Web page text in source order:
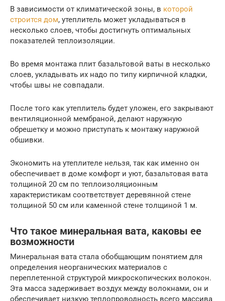
В зависимости от климатической зоны, в которой
строится дом, утеплитель может укладываться в
несколько слоев, чтобы достигнуть оптимальных
показателей теплоизоляции.
Во время монтажа плит базальтовой ваты в несколько
слоев, укладывать их надо по типу кирпичной кладки,
чтобы швы не совпадали.
После того как утеплитель будет уложен, его закрывают
вентиляционной мембраной, делают наружную
обрешетку и можно приступать к монтажу наружной
обшивки.
Экономить на утеплителе нельзя, так как именно он
обеспечивает в доме комфорт и уют, базальтовая вата
толщиной 20 см по теплоизоляционным
характеристикам соответствует деревянной стене
толщиной 50 см или каменной стене толщиной 1 м.
Что такое минеральная вата, каковы ее
возможности
Минеральная вата стала обобщающим понятием для
определения неорганических материалов с
переплетенной структурой микроскопических волокон.
Эта масса задерживает воздух между волокнами, он и
обеспечивает низкую теплопроводность всего массива